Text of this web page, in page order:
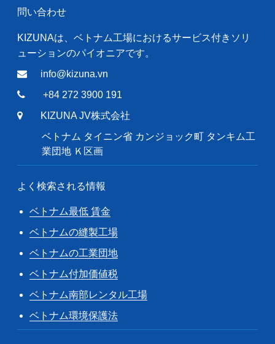
問い合わせ
KIZUNAは、ベトナム工場におけるサービス付きソリ
ューションのパイオニアです。
info@kizuna.vn
+84 272 3900 191
KIZUNA JV株式会社
ベトナム タイニン省 カンジョック町 タンキム工
業団地 Ｋ区画
よく検索される情報
ベトナム最低 賃金
ベトナムの縫製工場
ベトナムの工業団地
ベトナム付加価値税
ベトナム南部レンタル工場
ベトナム環境保護法